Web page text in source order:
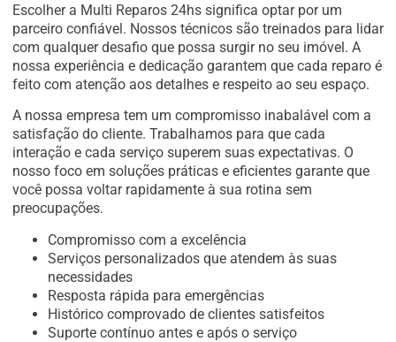
Escolher a Multi Reparos 24hs significa optar por um
parceiro confiável. Nossos técnicos são treinados para lidar
com qualquer desafio que possa surgir no seu imóvel. A
nossa experiência e dedicação garantem que cada reparo é
feito com atenção aos detalhes e respeito ao seu espaço.
A nossa empresa tem um compromisso inabalável com a
satisfação do cliente. Trabalhamos para que cada
interação e cada serviço superem suas expectativas. O
nosso foco em soluções práticas e eficientes garante que
você possa voltar rapidamente à sua rotina sem
preocupações.
Compromisso com a excelência
Serviços personalizados que atendem às suas
necessidades
Resposta rápida para emergências
Histórico comprovado de clientes satisfeitos
Suporte contínuo antes e após o serviço